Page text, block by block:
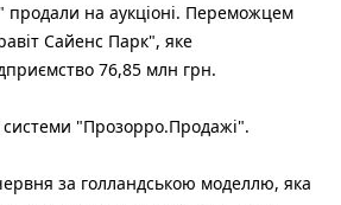
продали на аукціоні. Переможцем
Сайенс Парк", яке
76,85 млн грн.
системи "Прозорро.Продажі".
за голландською моделлю, яка